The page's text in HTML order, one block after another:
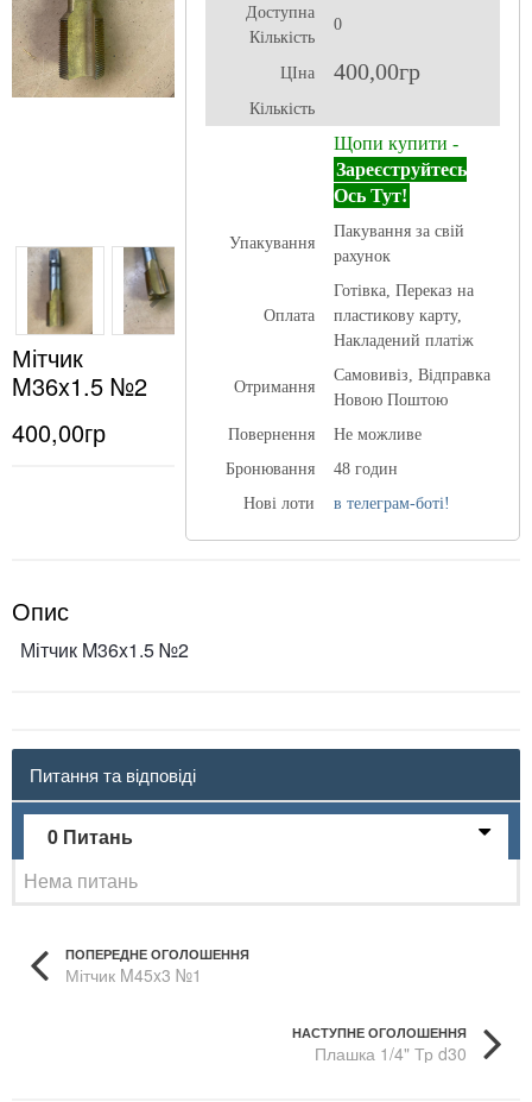
Мітчик
M36x1.5 №2
400,00гр
Доступна
Кількість
0
ЦІна 400,00гр
Кількість
Щопи купити -
Зареєструйтесь
Ось Тут!
Упакування
Пакування за свій
рахунок
Оплата
Готівка, Переказ на
пластикову карту,
Накладений платіж
Отримання
Самовивіз, Відправка
Новою Поштою
Повернення
Не можливе
Бронювання
48 годин
Нові лоти
в телеграм-боті!
Опис
Мітчик M36x1.5 №2
Питання та відповіді
0 Питань
Нема питань
ПОПЕРЕДНЕ ОГОЛОШЕННЯ
Мітчик M45x3 №1
НАСТУПНЕ ОГОЛОШЕННЯ
Плашка 1/4" Тр d30